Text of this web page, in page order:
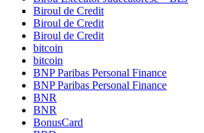
Biroul de Credit
Biroul de Credit
Biroul de Credit
bitcoin
bitcoin
BNP Paribas Personal Finance
BNP Paribas Personal Finance
BNR
BNR
BonusCard